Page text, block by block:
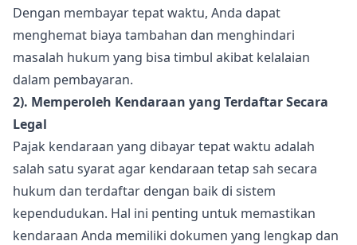
Dengan membayar tepat waktu, Anda dapat
menghemat biaya tambahan dan menghindari
masalah hukum yang bisa timbul akibat kelalaian
dalam pembayaran.
2). Memperoleh Kendaraan yang Terdaftar Secara
Legal
Pajak kendaraan yang dibayar tepat waktu adalah
salah satu syarat agar kendaraan tetap sah secara
hukum dan terdaftar dengan baik di sistem
kependudukan. Hal ini penting untuk memastikan
kendaraan Anda memiliki dokumen yang lengkap dan